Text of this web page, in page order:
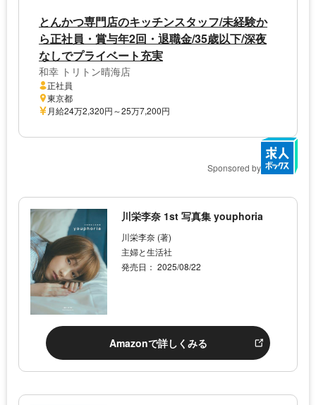
とんかつ専門店のキッチンスタッフ/未経験か
ら正社員・賞与年2回・退職金/35歳以下/深夜
なしでプライベート充実
和幸 トリトン晴海店
正社員
東京都
月給24万2,320円～25万7,200円
Sponsored by
川栄李奈 1st 写真集 youphoria
川栄李奈 (著)
主婦と生活社
発売日： 2025/08/22
Amazonで詳しくみる